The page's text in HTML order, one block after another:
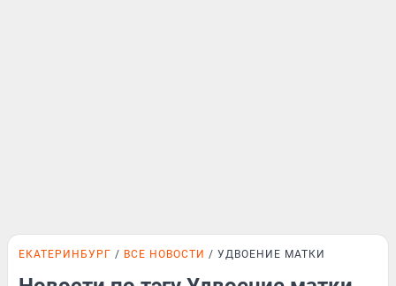
ЕКАТЕРИНБУРГ ВСЕ НОВОСТИ УДВОЕНИЕ МАТКИ